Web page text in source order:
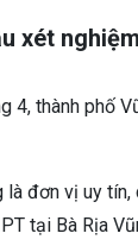
xét
4, thành phố
là đơn vị uy
tại Bà Rịa